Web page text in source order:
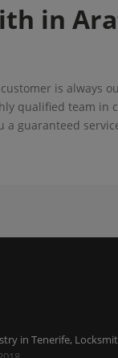
in
is always
qualified team in
a guaranteed
in Tenerife,